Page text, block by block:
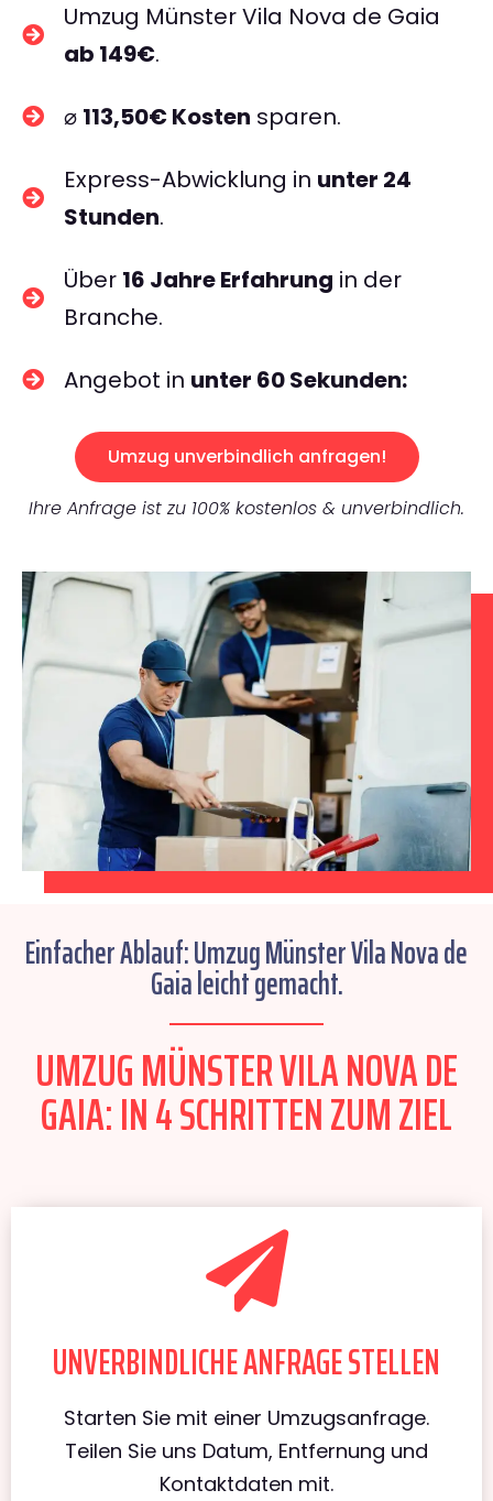
Umzug Münster Vila Nova de Gaia
ab 149€.
⌀ 113,50€ Kosten sparen.
Express-Abwicklung in unter 24
Stunden.
Über 16 Jahre Erfahrung in der
Branche.
Angebot in unter 60 Sekunden:
Umzug unverbindlich anfragen!
Ihre Anfrage ist zu 100% kostenlos & unverbindlich.
Einfacher Ablauf: Umzug Münster Vila Nova de
Gaia leicht gemacht.
UMZUG MÜNSTER VILA NOVA DE
GAIA: IN 4 SCHRITTEN ZUM ZIEL
UNVERBINDLICHE ANFRAGE STELLEN
Starten Sie mit einer Umzugsanfrage.
Teilen Sie uns Datum, Entfernung und
Kontaktdaten mit.